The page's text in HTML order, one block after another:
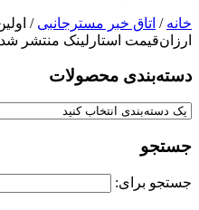
خانه / اتاق خبر مسترجانبی /
ارزان‌قیمت استارلینک منتشر شد
دسته‌بندی‌ محصولات
جستجو
جستجو برای: